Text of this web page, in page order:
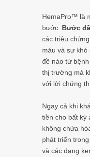
HemaPro™ là
bước. Bước
các triệu
máu và sự khó
đề nào từ
thị trường mà
với lời chứng
Ngay cả khi
tiền cho bất kỳ
không chứa
phát triển
và các dạng